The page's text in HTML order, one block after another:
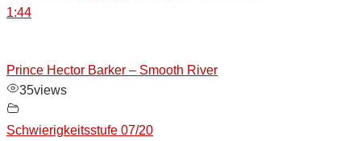
1:44
Prince Hector Barker – Smooth River
35views
Schwierigkeitsstufe 07/20